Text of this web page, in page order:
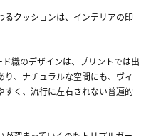
るクッションは、インテリアの印
織のデザインは、プリントでは出
、ナチュラルな空間にも、ヴィ
すく、流行に左右されない普遍的